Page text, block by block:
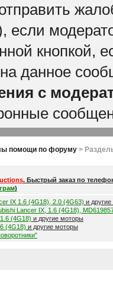
если
кнопкой,
данное
с
помощи по форуму>
. Быстрый заказ по
)
IX 1.6 (4G18), 2.0 (4G63) и
Lancer IX, 1.6 (4G18),
1.6 (4G18) и другие моторы
(4G18) и другие моторы